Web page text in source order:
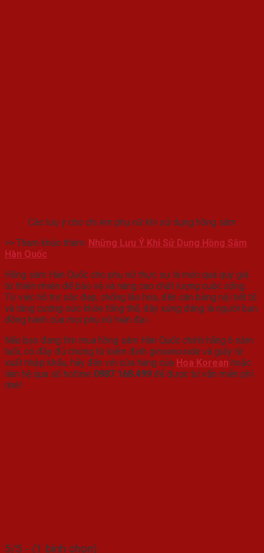
Các lưu ý cho chị em phụ nữ khi sử dụng hồng sâm
>> Tham khảo thêm: Những Lưu Ý Khi Sử Dụng Hồng Sâm
Hàn Quốc
Hồng sâm Hàn Quốc cho phụ nữ thực sự là món quà quý giá
từ thiên nhiên để bảo vệ và nâng cao chất lượng cuộc sống.
Từ việc hỗ trợ sắc đẹp, chống lão hóa, đến cân bằng nội tiết tố
và tăng cường sức khỏe tổng thể, đây xứng đáng là người bạn
đồng hành của mọi phụ nữ hiện đại.
Nếu bạn đang tìm mua hồng sâm Hàn Quốc chính hãng 6 năm
tuổi, có đầy đủ chứng từ kiểm định ginsenoside và giấy tờ
xuất nhập khẩu, hãy đến với cửa hàng của Hoa Korean hoặc
liên hệ qua số hotline 0987.168.499 để được tư vấn miễn phí
nhé!
5/5 - (1 bình chọn)